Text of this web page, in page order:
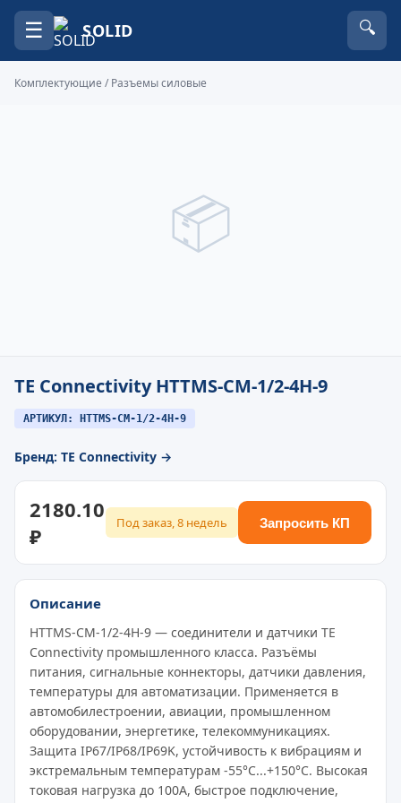
☰ SOLID 🔍
Комплектующие /Разъемы силовые
📦
TE Connectivity HTTMS-CM-1/2-4H-9
АРТИКУЛ: HTTMS-CM-1/2-4H-9
Бренд: TE Connectivity →
2180.10
₽
Под заказ, 8 недель Запросить КП
Описание
HTTMS-CM-1/2-4H-9 — соединители и датчики TE
Connectivity промышленного класса. Разъёмы
питания, сигнальные коннекторы, датчики давления,
температуры для автоматизации. Применяется в
автомобилестроении, авиации, промышленном
оборудовании, энергетике, телекоммуникациях.
Защита IP67/IP68/IP69K, устойчивость к вибрациям и
экстремальным температурам -55°C...+150°C. Высокая
токовая нагрузка до 100A, быстрое подключение,